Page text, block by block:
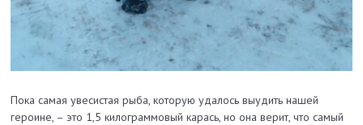
Пока самая увесистая рыба, которую удалось выудить нашей
героине, – это 1,5 килограммовый карась, но она верит, что самый